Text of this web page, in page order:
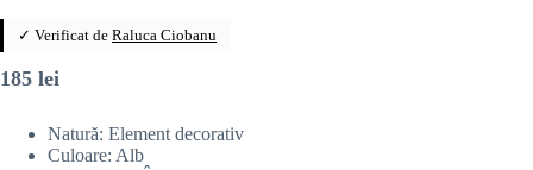
✓ Verificat de Raluca Ciobanu
185 lei
Natură: Element decorativ
Culoare: Alb